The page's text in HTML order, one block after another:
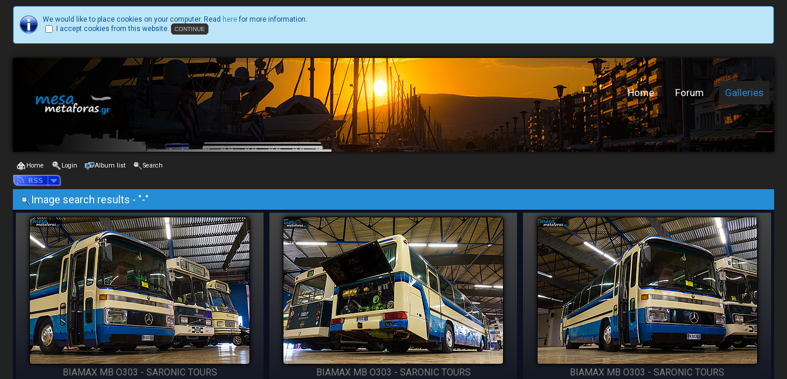
We would like to place cookies on your computer. Read here for more information.
I accept cookies from this website.
Home Forum Galleries
Home Login Album list Search
Image search results - "-"
BIAMAX MB O303 - SARONIC TOURS BIAMAX MB O303 - SARONIC TOURS BIAMAX MB O303 - SARONIC TOURS